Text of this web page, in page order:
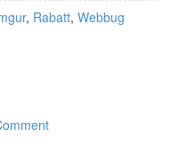
, Rabatt, Webbug